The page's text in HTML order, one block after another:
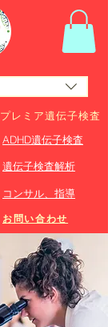
プレミア遺伝子検査
ADHD遺伝子検査
​遺伝子検査解析
コンサル、指導
お問い合わせ